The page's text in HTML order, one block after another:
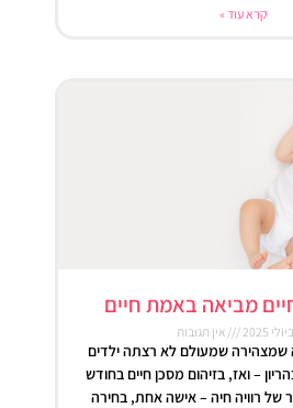
קרא עוד »
מביאה באמת חיים
אין תגובות
שמצהירה שמעולם לא רצתה ילדים
– ואז, בזיהום מסכן חיים בחודש
של רוויה חיה – אישה אחת, בחירה